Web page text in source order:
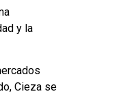
y la
Cieza se